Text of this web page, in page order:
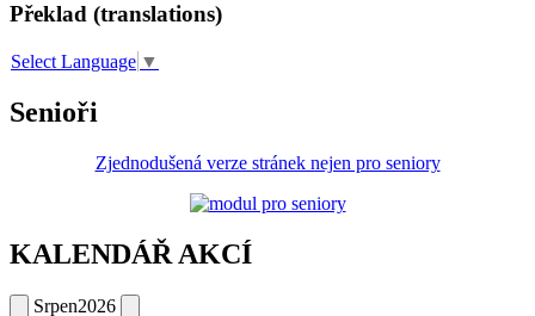
Překlad (translations)
Select Language ▼
Senioři
Zjednodušená verze stránek nejen pro seniory
KALENDÁŘ AKCÍ
Srpen2026